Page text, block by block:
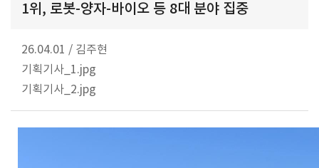
1위, 로봇-양자-바이오 등 8대 분야 집중
26.04.01 / 김주현
기획기사_1.jpg
기획기사_2.jpg